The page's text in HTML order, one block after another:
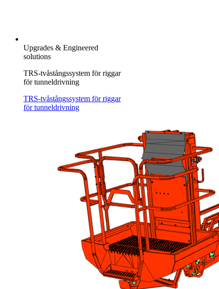
Upgrades & Engineered
solutions
TRS-tvåstångssystem för riggar
för tunneldrivning
TRS-tvåstångssystem för riggar
för tunneldrivning